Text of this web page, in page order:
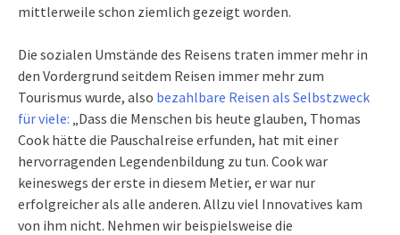
mittlerweile schon ziemlich gezeigt worden.
Die sozialen Umstände des Reisens traten immer mehr in
den Vordergrund seitdem Reisen immer mehr zum
Tourismus wurde, also bezahlbare Reisen als Selbstzweck
für viele: „Dass die Menschen bis heute glauben, Thomas
Cook hätte die Pauschalreise erfunden, hat mit einer
hervorragenden Legendenbildung zu tun. Cook war
keineswegs der erste in diesem Metier, er war nur
erfolgreicher als alle anderen. Allzu viel Innovatives kam
von ihm nicht. Nehmen wir beispielsweise die